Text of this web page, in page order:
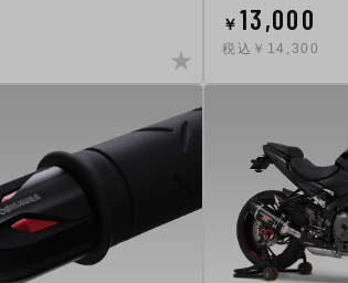
￥ 13,000
税込￥14,300